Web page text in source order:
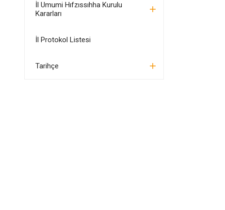
İl Umumi Hıfzıssıhha Kurulu
Kararları
İl Protokol Listesi
Tarihçe